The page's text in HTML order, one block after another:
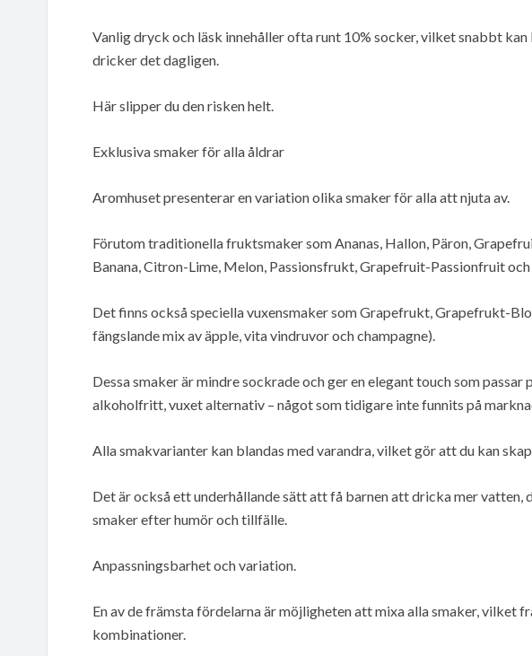
Vanlig dryck och läsk innehåller ofta runt 10% socker, vilket snabbt
dricker det dagligen.
Här slipper du den risken helt.
Exklusiva smaker för alla åldrar
Aromhuset presenterar en variation olika smaker för alla att njuta av.
Förutom traditionella fruktsmaker som Ananas, Hallon, Päron,
Banana, Citron-Lime, Melon, Passionsfrukt, Grapefruit-Passionfruit
Det finns också speciella vuxensmaker som Grapefrukt, Grapefrukt-
fängslande mix av äpple, vita vindruvor och champagne).
Dessa smaker är mindre sockrade och ger en elegant touch som
alkoholfritt, vuxet alternativ – något som tidigare inte funnits på
Alla smakvarianter kan blandas med varandra, vilket gör att du kan
Det är också ett underhållande sätt att få barnen att dricka mer vatten,
smaker efter humör och tillfälle.
Anpassningsbarhet och variation.
En av de främsta fördelarna är möjligheten att mixa alla smaker, vilket
kombinationer.